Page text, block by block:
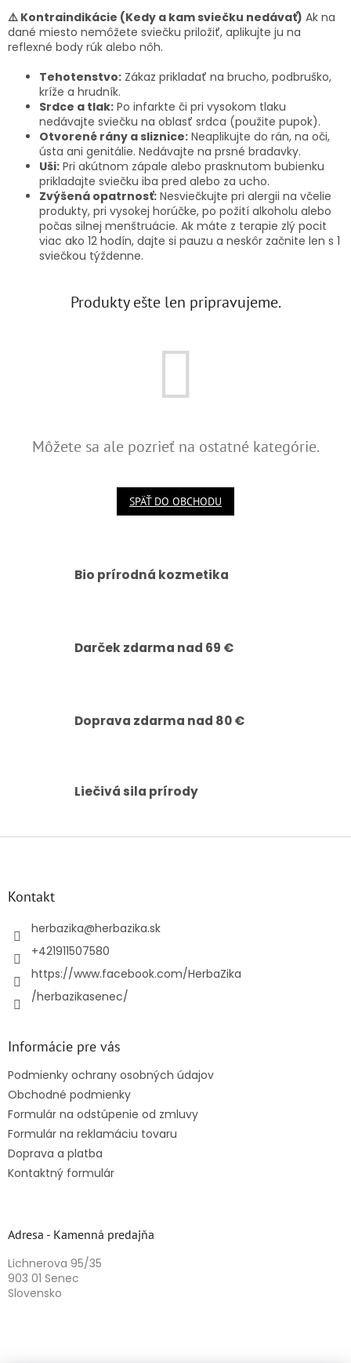
⚠️ Kontraindikácie (Kedy a kam sviečku nedávať) Ak na
dané miesto nemôžete sviečku priložiť, aplikujte ju na
reflexné body rúk alebo nôh.
Tehotenstvo: Zákaz prikladať na brucho, podbruško,
kríže a hrudník.
Srdce a tlak: Po infarkte či pri vysokom tlaku
nedávajte sviečku na oblasť srdca (použite pupok).
Otvorené rány a sliznice: Neaplikujte do rán, na oči,
ústa ani genitálie. Nedávajte na prsné bradavky.
Uši: Pri akútnom zápale alebo prasknutom bubienku
prikladajte sviečku iba pred alebo za ucho.
Zvýšená opatrnosť: Nesviečkujte pri alergii na včelie
produkty, pri vysokej horúčke, po požití alkoholu alebo
počas silnej menštruácie. Ak máte z terapie zlý pocit
viac ako 12 hodín, dajte si pauzu a neskôr začnite len s 1
sviečkou týždenne.
Produkty ešte len pripravujeme.
Môžete sa ale pozrieť na ostatné kategórie.
SPÄŤ DO OBCHODU
Bio prírodná kozmetika
Darček zdarma nad 69 €
Doprava zdarma nad 80 €
Liečivá sila prírody
Z
Kontakt
herbazika@herbazika.sk
+421911507580
https://www.facebook.com/HerbaZika
/herbazikasenec/
Informácie pre vás
Podmienky ochrany osobných údajov
Obchodné podmienky
Formulár na odstúpenie od zmluvy
Formulár na reklamáciu tovaru
Doprava a platba
Kontaktný formulár
Adresa - Kamenná predajňa
Lichnerova 95/35
903 01 Senec
Slovensko